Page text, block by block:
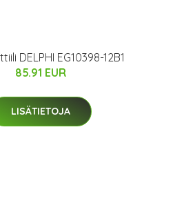
DELPHI EG10398-12B1
85.91 EUR
LISÄTIETOJA